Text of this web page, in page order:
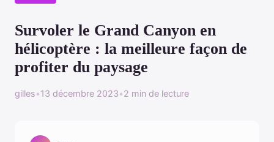
Survoler le Grand Canyon en
hélicoptère : la meilleure façon de
profiter du paysage
gilles•13 décembre 2023•2 min de lecture